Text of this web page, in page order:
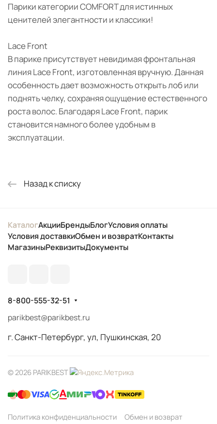
Парики категории COMFORT для истинных
ценителей элегантности и классики!
Lace Front
В парике присутствует невидимая фронтальная
линия Lace Front, изготовленная вручную. Данная
особенность дает возможность открыть лоб или
поднять челку, сохраняя ощущение естественного
роста волос. Благодаря Lace Front, парик
становится намного более удобным в
эксплуатации.
Назад к списку
КаталогАкцииБрендыБлогУсловия оплаты
Условия доставкиОбмен и возвратКонтакты
МагазиныРеквизитыДокументы
8-800-555-32-51
parikbest@parikbest.ru
г. Санкт-Петербург, ул, Пушкинская, 20
© 2026 PARIKBEST
Политика конфиденциальности Обмен и возврат